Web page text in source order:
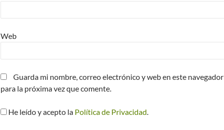
Web
Guarda mi nombre, correo electrónico y web en este navegador
para la próxima vez que comente.
He leído y acepto la Política de Privacidad.